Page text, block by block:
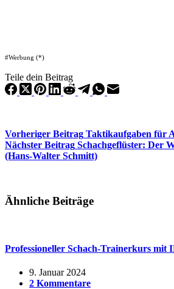
#Werbung (*)
Teile dein Beitrag
Vorheriger Beitrag Taktikaufgaben für
Nächster Beitrag Schachgeflüster: Der
(Hans-Walter Schmitt)
Ähnliche Beiträge
Professioneller Schach-Trainerkurs mit
9. Januar 2024
2 Kommentare